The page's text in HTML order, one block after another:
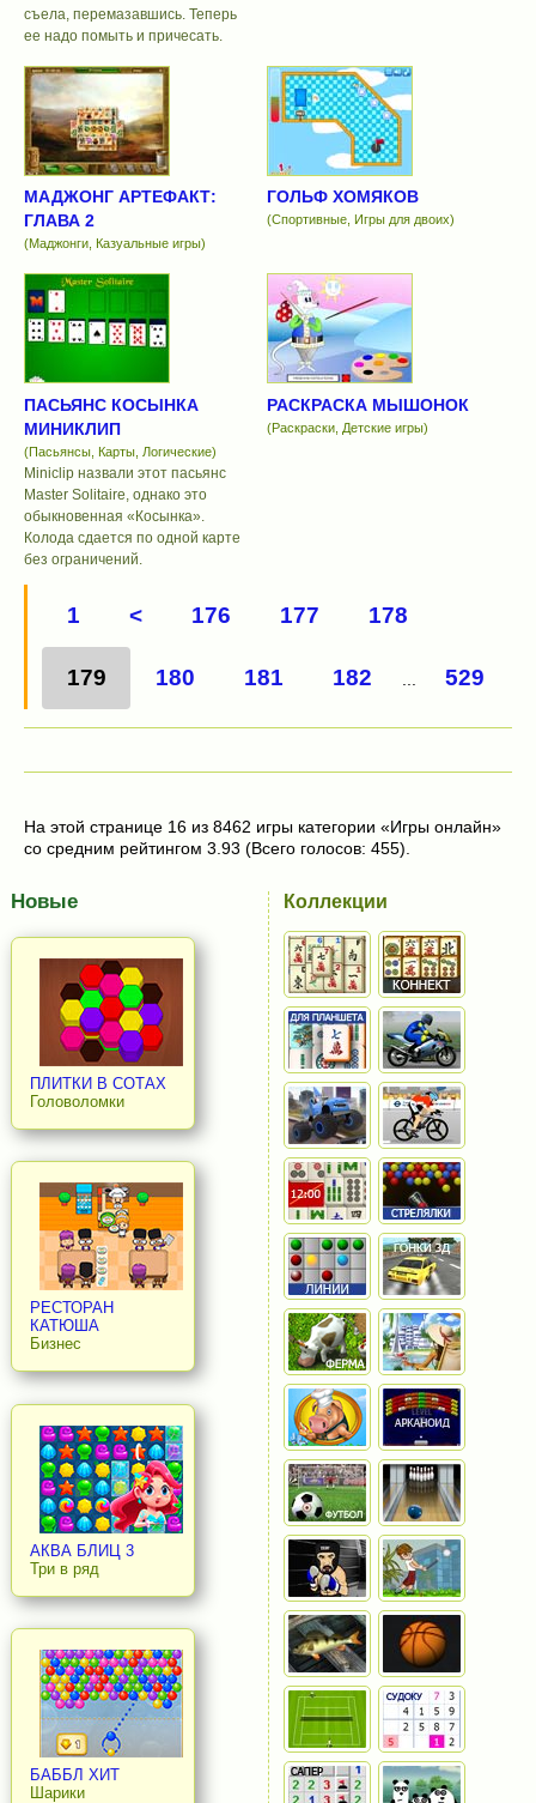
съела, перемазавшись. Теперь
ее надо помыть и причесать.
МАДЖОНГ АРТЕФАКТ:
ГЛАВА 2
(Маджонги, Казуальные игры)
ГОЛЬФ ХОМЯКОВ
(Спортивные, Игры для двоих)
ПАСЬЯНС КОСЫНКА
МИНИКЛИП
(Пасьянсы, Карты, Логические)
Miniclip назвали этот пасьянс
Master Solitaire, однако это
обыкновенная «Косынка».
Колода сдается по одной карте
без ограничений.
РАСКРАСКА МЫШОНОК
(Раскраски, Детские игры)
1 < 176 177 178
179 180 181 182 529
На этой странице 16 из 8462 игры категории «Игры онлайн»
со средним рейтингом 3.93 (Всего голосов: 455).
Новые
ПЛИТКИ В СОТАХ
Головоломки
РЕСТОРАН
КАТЮША
Бизнес
АКВА БЛИЦ 3
Три в ряд
БАББЛ ХИТ
Шарики
Коллекции